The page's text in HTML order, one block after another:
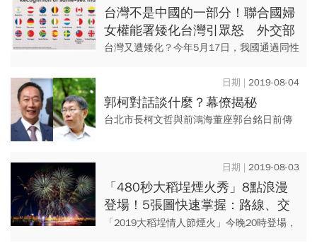
集連署書，對此，郭台銘昨（...
台灣不是中國的一部分！聯合國婦
女權能署矮化台灣引眾怒 外交部
要求更正
台灣又遭矮化？今年5月17日，我國通過同性
不過，聯合國婦女權能署（UN Women）今
（4）日貼出的一...
2019-08-04
郭柯對話談什麼？幕僚揭秘
台北市長柯文哲與前鴻海董座郭台銘日前傳
2019-08-03
「480秒大稻埕煙火秀」8點浪漫
登場！5張圖快速掌握：路線、交
管區與活動亮點
「2019大稻埕情人節煙火」今晚20時登場，